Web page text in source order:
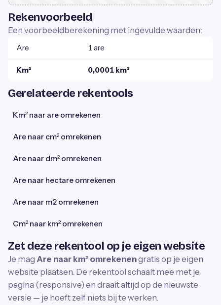
Rekenvoorbeeld
Een voorbeeldberekening met ingevulde waarden:
Are 1 are
Km² 0,0001 km²
Gerelateerde rekentools
Km² naar are omrekenen
Are naar cm² omrekenen
Are naar dm² omrekenen
Are naar hectare omrekenen
Are naar m2 omrekenen
Cm² naar km² omrekenen
Zet deze rekentool op je eigen website
Je mag Are naar km² omrekenengratis op je eigen
website plaatsen. De rekentool schaalt mee met je
pagina (responsive) en draait altijd op de nieuwste
versie — je hoeft zelf niets bij te werken.